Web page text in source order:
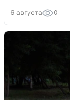
6 августа 0